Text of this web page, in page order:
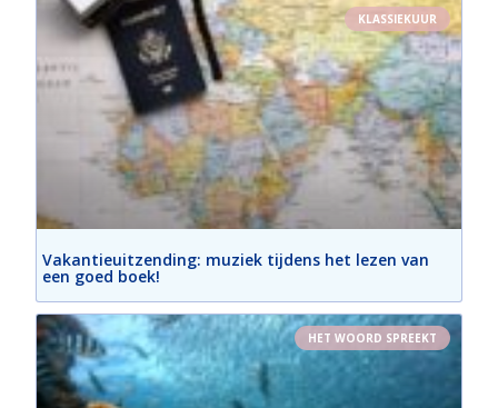
KLASSIEKUUR
Vakantieuitzending: muziek tijdens het lezen van
een goed boek!
HET WOORD SPREEKT